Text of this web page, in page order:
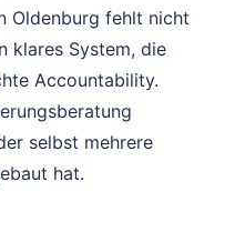
Oldenburg fehlt nicht
klares System, die
Accountability.
selbst mehrere
hat.